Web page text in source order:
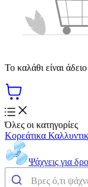
Το καλάθι είναι άδειο
Όλες οι κατηγορίες
Κορεάτικα
Ψάχνεις για